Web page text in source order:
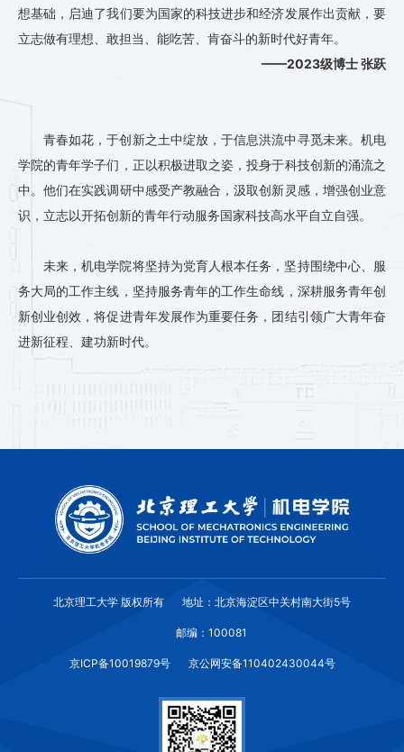
想基础，启迪了我们要为国家的科技进步和经济发展作出贡献，要
立志做有理想、敢担当、能吃苦、肯奋斗的新时代好青年。
——2023级博士 张跃
青春如花，于创新之土中绽放，于信息洪流中寻觅未来。机电
学院的青年学子们，正以积极进取之姿，投身于科技创新的涌流之
中。他们在实践调研中感受产教融合，汲取创新灵感，增强创业意
识，立志以开拓创新的青年行动服务国家科技高水平自立自强。
未来，机电学院将坚持为党育人根本任务，坚持围绕中心、服
务大局的工作主线，坚持服务青年的工作生命线，深耕服务青年创
新创业创效，将促进青年发展作为重要任务，团结引领广大青年奋
进新征程、建功新时代。
北京理工大学 版权所有 地址：北京海淀区中关村南大街5号
邮编：100081
京ICP备10019879号 京公网安备110402430044号